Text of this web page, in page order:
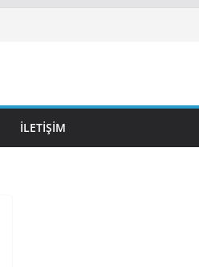
İLETIŞIM